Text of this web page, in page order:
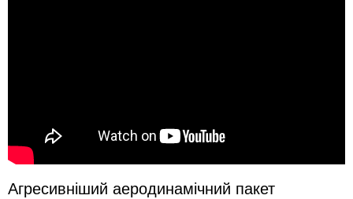
Агресивніший аеродинамічний пакет